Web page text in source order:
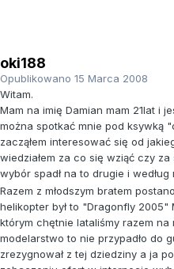
oki188
Opublikowano 15 Marca 2008
Witam.
Mam na imię Damian mam 21lat i
można spotkać mnie pod ksywką
zacząłem interesować się od
wiedziałem za co się wziąć czy
wybór spadł na to drugie i
Razem z młodszym bratem
helikopter był to "Dragonfly 2005"
którym chętnie lataliśmy razem na
modelarstwo to nie przypadło do
zrezygnował z tej dziedziny a ja